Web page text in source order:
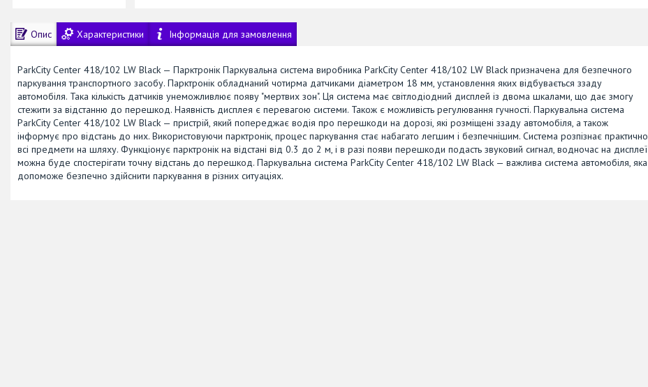
Опис Характеристики Інформація для замовлення
ParkCity Center 418/102 LW Black — Парктронік Паркувальна система виробника ParkCity Center 418/102 LW Black призначена для безпечного
паркування транспортного засобу. Парктронік обладнаний чотирма датчиками діаметром 18 мм, установлення яких відбувається ззаду
автомобіля. Така кількість датчиків унеможливлює появу "мертвих зон". Ця система має світлодіодний дисплей із двома шкалами, що дає змогу
стежити за відстанню до перешкод. Наявність дисплея є перевагою системи. Також є можливість регулювання гучності. Паркувальна система
ParkCity Center 418/102 LW Black — пристрій, який попереджає водія про перешкоди на дорозі, які розміщені ззаду автомобіля, а також
інформує про відстань до них. Використовуючи парктронік, процес паркування стає набагато легшим і безпечнішим. Система розпізнає практично
всі предмети на шляху. Функціонує парктронік на відстані від 0.3 до 2 м, і в разі появи перешкоди подасть звуковий сигнал, водночас на дисплеї
можна буде спостерігати точну відстань до перешкод. Паркувальна система ParkCity Center 418/102 LW Black — важлива система автомобіля, яка
допоможе безпечно здійснити паркування в різних ситуаціях.